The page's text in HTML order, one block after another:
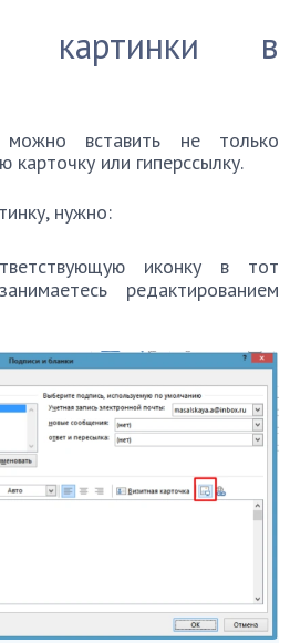
картинки в
вставить не только
карточку или гиперссылку.
нужно:
иконку в тот
редактированием